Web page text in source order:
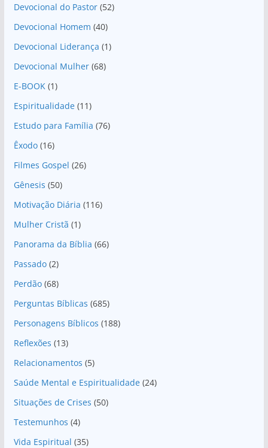
Devocional do Pastor(52)
Devocional Homem (40)
Devocional Liderança (1)
Devocional Mulher(68)
E-BOOK (1)
Espiritualidade(11)
Estudo para Família (76)
Êxodo(16)
Filmes Gospel (26)
Gênesis (50)
Motivação Diária (116)
Mulher Cristã (1)
Panorama da Bíblia (66)
Passado(2)
Perdão(68)
Perguntas Bíblicas (685)
Personagens Bíblicos (188)
Reflexões (13)
Relacionamentos (5)
Saúde Mental e Espiritualidade(24)
Situações de Crises (50)
Testemunhos (4)
Vida Espiritual (35)